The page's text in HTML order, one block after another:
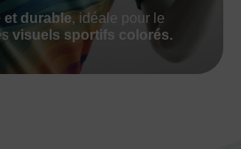
et durable, idéale pour le
visuels sportifs colorés.